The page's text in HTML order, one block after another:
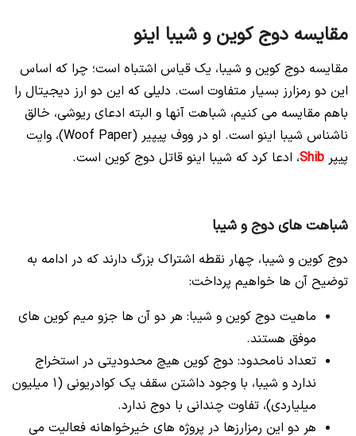
مقایسه دوج کوین و شیبا اینو
مقایسه دوج کوین و شیبا، یک قیاس اشتباه است؛ چرا که اساس
این دو رمزارز بسیار متفاوت است. دلیلی که این دو ارز دیجیتال را
باهم مقایسه می کنیم، شباهت آنها و البته ادعای ریوشی، خالق
ناشناس شیبا اینو است. او در ووف پیپیر (Woof Paper)، وایت
پیپر Shib، ادعا کرد که شیبا اینو قاتل دوج کوین است.
شباهت های دوج و شیبا
دوج کوین و شیبا، چهار نقطه اشتراک بزرگ دارند که در ادامه به
توضیح آن ها خواهیم پرداخت:
ماهیت دوج کوین و شیبا: هر دو آن ها جزو میم کوین های
موفق هستند.
تعداد نامحدود: دوج کوین هیچ محدودیتی در استخراج
ندارد و شیبا، با وجود داشتن سقف یک کوادریونی (1 میلیون
میلیاردی)، تفاوت چندانی با دوج ندارد.
هر دو این رمزارزها در پروژه های خیرخواهانه فعالیت می